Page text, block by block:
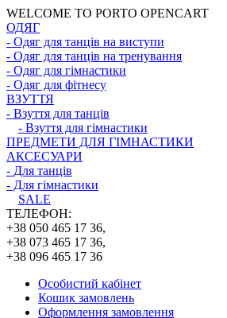
WELCOME TO PORTO OPENCART
ОДЯГ
- Одяг для танців на виступи
- Одяг для танців на тренування
- Одяг для гімнастики
- Одяг для фітнесу
ВЗУТТЯ
- Взуття для танців
- Взуття для гімнастики
ПРЕДМЕТИ ДЛЯ ГІМНАСТИКИ
АКСЕСУАРИ
- Для танців
- Для гімнастики
SALE
ТЕЛЕФОН:
+38 050 465 17 36,
+38 073 465 17 36,
+38 096 465 17 36
Особистий кабінет
Кошик замовлень
Оформлення замовлення